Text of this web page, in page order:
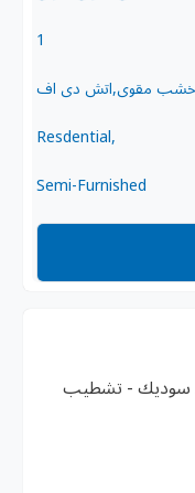
1
مقوى,اتش دى اف
,Resdential
Semi-Furnished
سوديك - تشطيب